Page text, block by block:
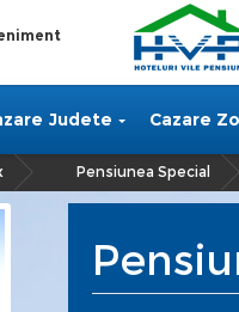
Judete Cazare
Pensiunea Special